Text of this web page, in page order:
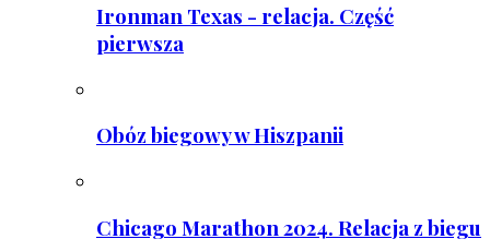
Ironman Texas - relacja. Część
pierwsza
Obóz biegowy w Hiszpanii
Chicago Marathon 2024. Relacja z biegu